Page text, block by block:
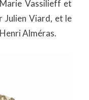
Vassilieff et
Julien Viard, et le
Alméras.